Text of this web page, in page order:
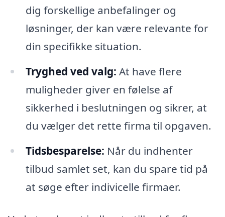
dig forskellige anbefalinger og
løsninger, der kan være relevante for
din specifikke situation.
Tryghed ved valg: At have flere
muligheder giver en følelse af
sikkerhed i beslutningen og sikrer, at
du vælger det rette firma til opgaven.
Tidsbesparelse: Når du indhenter
tilbud samlet set, kan du spare tid på
at søge efter indivicelle firmaer.